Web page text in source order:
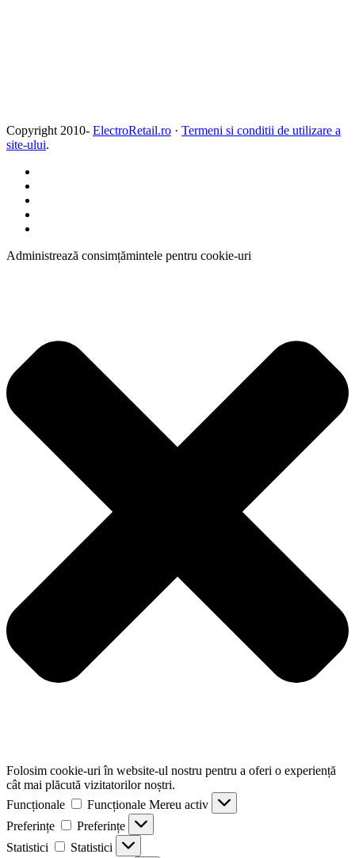
Copyright 2010- ElectroRetail.ro · Termeni si conditii de utilizare a
site-ului.
Administrează consimțămintele pentru cookie-uri
Folosim cookie-uri în website-ul nostru pentru a oferi o experiență
cât mai plăcută vizitatorilor noștri.
Funcționale
Funcționale Mereu activ
Preferințe
Preferințe
Statistici
Statistici